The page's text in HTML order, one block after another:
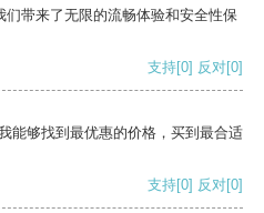
带来了无限的流畅体验和安全性保
支持[0] 反对[0]
能够找到最优惠的价格，买到最合适
支持[0] 反对[0]